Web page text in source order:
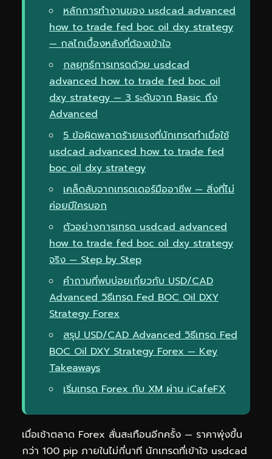
หลักการทำงานของ usdcad advanced
how to trade fed boc oil dxy strategy
— กลไกเบื้องหลังที่ต้องเข้าใจ
กลยุทธ์การเทรดด้วย usdcad
advanced how to trade fed boc oil
dxy strategy — 3 ระดับจาก Basic ถึง
Advanced
5 ข้อผิดพลาดร้ายแรงที่นักเทรดทำเมื่อใช้
usdcad advanced how to trade fed
boc oil dxy strategy
เคล็ดลับจากเทรดเดอร์มืออาชีพ — สิ่งที่ไม่
ค่อยมีใครบอก
ตัวอย่างการเทรด usdcad advanced
how to trade fed boc oil dxy strategy
จริง — Step by Step
คำถามที่พบบ่อยเกี่ยวกับ USD/CAD
Advanced วิธีเทรด Fed BOC Oil DXY
Strategy Forex
สรุป USD/CAD Advanced วิธีเทรด Fed
BOC Oil DXY Strategy Forex — Key
Takeaways
เริ่มเทรด Forex กับ XM ผ่าน iCafeFX
เมื่อเช้าตลาด Forex สั่นสะเทือนอีกครั้ง — ราคาพุ่งขึ้น
กว่า 100 pip ภายในไม่กี่นาที นักเทรดที่เข้าใจ usdcad